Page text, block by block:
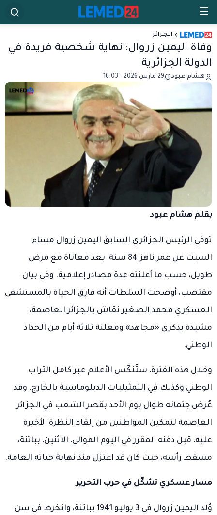
الـجـزائـر
وفاة اليمين زروال: نهاية شخصية فريدة في
الدولة الجزائرية
هشام عبود 29 مارس 2026 - 16:03
بقلم هشام عبود
توفي الرئيس الجزائري السابق اليمين زروال مساء
السبت عن عمر ناهز 84 سنة، بعد معاناة مع مرض
طويل، حسب ما أعلنته عدة مصادر إعلامية. وفي بيان
مقتضب، أوضحت السلطات أنه فارق الحياة بالمستشفى
العسكري محمد الصغير نقاش بالجزائر العاصمة،
مشيدة بذكرى «مجاهد» ومعلنة ثلاثة أيام من الحداد
الوطني.
وخلال هذه الفترة، ستُنكّس الأعلام عبر كامل التراب
الوطني وكذلك في التمثيليات الدبلوماسية بالخارج. وقد
عُرض جثمانه طوال يوم الأحد بقصر الشعب في الجزائر
العاصمة لتمكين المواطنين من إلقاء النظرة الأخيرة
عليه، قبل دفنه المقرر في اليوم الموالي، الاثنين، بباتنة،
مسقط رأسه، حيث كان قد اعتزل منذ نهاية حياته العامة.
مسار عسكري تشكّل في حرب التحرير
وُلد اليمين زروال في 3 يوليو 1941 بباتنة، وانخرط في سن